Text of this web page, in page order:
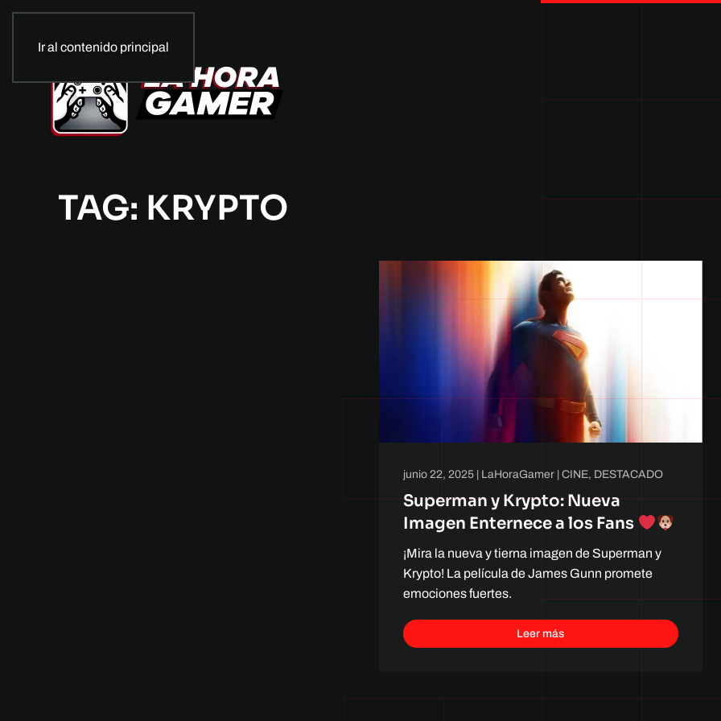
Ir al contenido principal
TAG: KRYPTO
junio 22, 2025 | LaHoraGamer |CINE, DESTACADO
Superman y Krypto: Nueva
Imagen Enternece a los Fans
¡Mira la nueva y tierna imagen de Superman y
Krypto! La película de James Gunn promete
emociones fuertes.
Leer más